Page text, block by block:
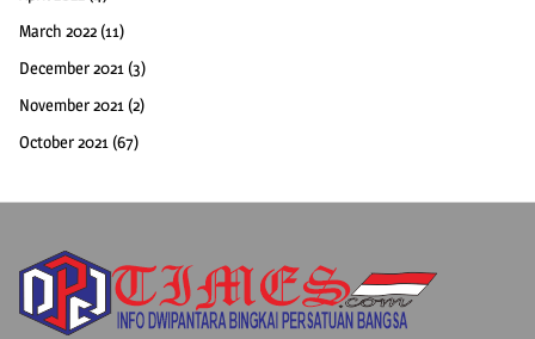
March 2022 (11)
December 2021 (3)
November 2021 (2)
October 2021 (67)